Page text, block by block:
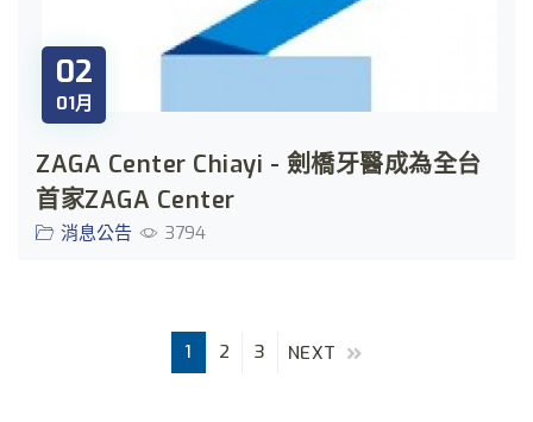
02
01月
ZAGA Center Chiayi - 劍橋牙醫成為全台
首家ZAGA Center
消息公告 3794
1 2 3 NEXT